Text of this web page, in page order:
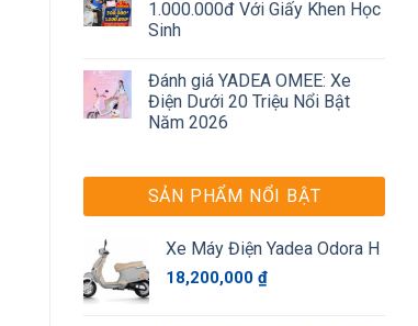
1.000.000đ Với Giấy Khen Học
Sinh
Đánh giá YADEA OMEE: Xe
Điện Dưới 20 Triệu Nổi Bật
Năm 2026
SẢN PHẨM NỔI BẬT
Xe Máy Điện Yadea Odora H
18,200,000 ₫